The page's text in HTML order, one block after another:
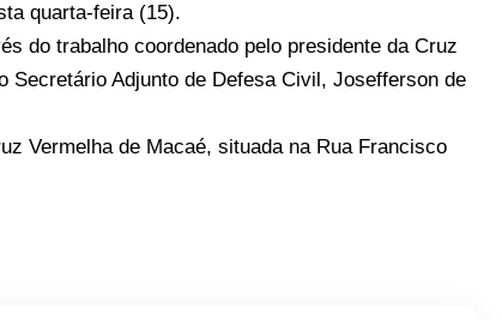
quarta-feira (15).
do trabalho coordenado pelo presidente da Cruz
Secretário Adjunto de Defesa Civil, Josefferson de
Vermelha de Macaé, situada na Rua Francisco